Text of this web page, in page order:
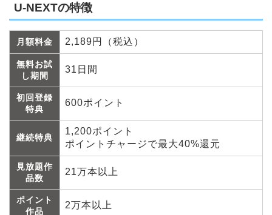
U-NEXTの特徴
月額料金 2,189円（税込）
無料お試
し期間
31日間
初回登録
特典
600ポイント
継続特典
1,200ポイント
ポイントチャージで最大40%還元
見放題作
品数
21万本以上
ポイント
作品
2万本以上